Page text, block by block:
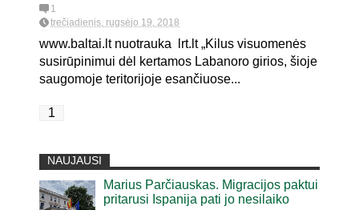
1
trečiadienis, rugsėjo 19, 2018
www.baltai.lt nuotrauka lrt.lt „Kilus visuomenės
susirūpinimui dėl kertamos Labanoro girios, šioje
saugomoje teritorijoje esančiuose...
1
NAUJAUSI
Marius Parčiauskas. Migracijos paktui
pritarusi Ispanija pati jo nesilaiko